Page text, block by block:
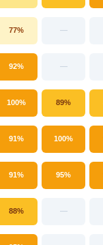
77% —
92% —
100% 89%
91% 100%
91% 95%
88% —